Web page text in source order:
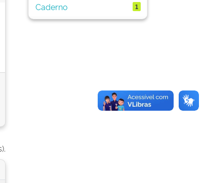
Caderno
1